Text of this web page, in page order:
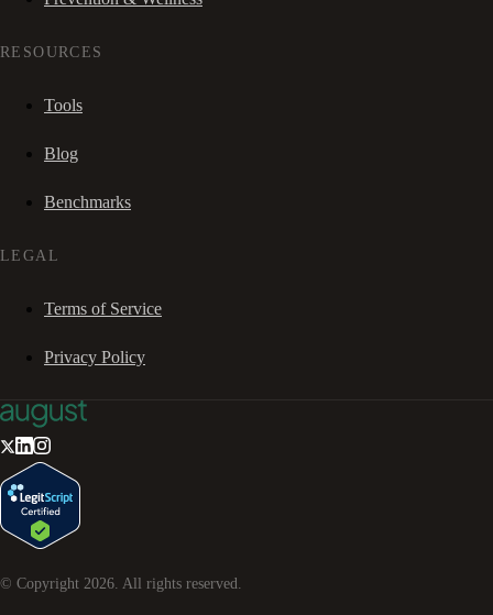
RESOURCES
Tools
Blog
Benchmarks
LEGAL
Terms of Service
Privacy Policy
© Copyright 2026 . All rights reserved.